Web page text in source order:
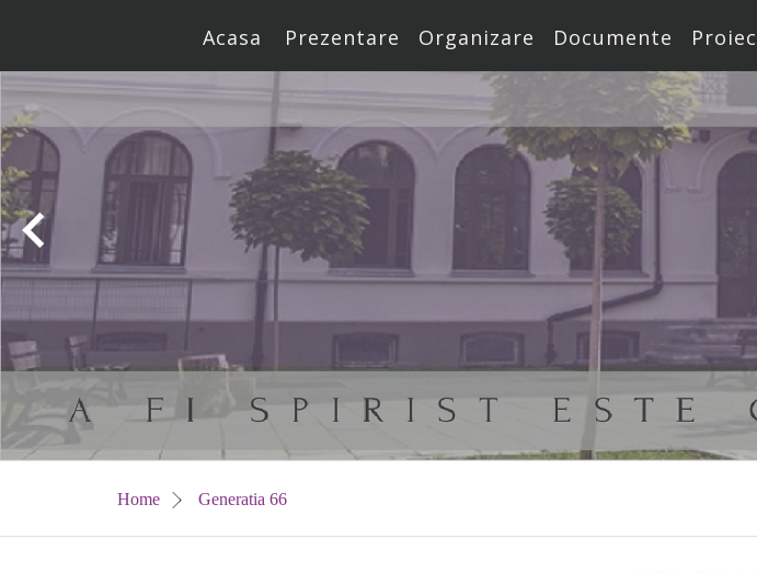
Acasa Prezentare Organizare Documente
Home Generatia 66